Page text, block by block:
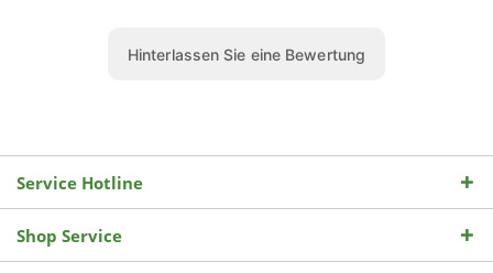
Service Hotline
Shop Service